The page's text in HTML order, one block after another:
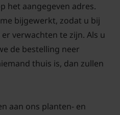
het aangegeven adres.
bijgewerkt, zodat u bij
verwachten te zijn. Als u
de bestelling neer
thuis is, dan zullen
aan ons planten- en